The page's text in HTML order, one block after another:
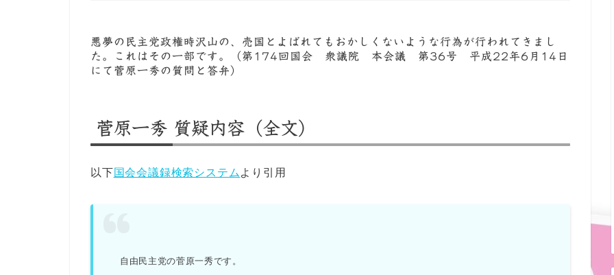
悪夢の民主党政権時沢山の、売国とよばれてもおかしくないような行為が行われてきまし
た。これはその一部です。（第174回国会 衆議院 本会議 第36号 平成22年6月14日
にて菅原一秀の質問と答弁）
菅原一秀 質疑内容（全文）
以下国会会議録検索システム より引用
自由民主党の菅原一秀です。